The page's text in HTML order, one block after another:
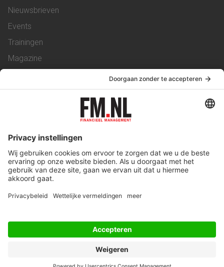
Nieuwsbrieven
Events
Trainingen
Magazine
Service & Contact
Werken bij ons
Privacy Statement
Algemene Voorwaarden